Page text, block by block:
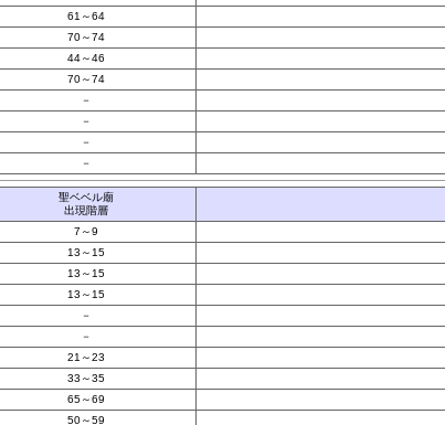
61～64
70～74
44～46
70～74
－
－
－
－
聖ベベル廟
出現階層
7～9
13～15
13～15
13～15
－
－
21～23
33～35
65～69
50～59